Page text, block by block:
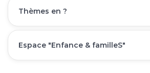
Thèmes en ?
Espace "Enfance & familleS"